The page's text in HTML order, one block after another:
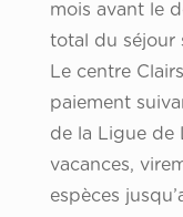
mois avant le
total du séjour
Le centre
paiement
de la Ligue de
vacances,
espèces